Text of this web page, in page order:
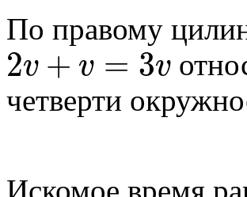
По правому
2v+v = 3v
четверти
Искомое время